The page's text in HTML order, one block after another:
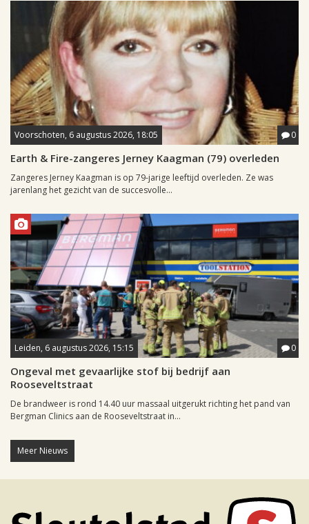
Voorschoten, 6 augustus 2026, 18:05 0
Earth & Fire-zangeres Jerney Kaagman (79) overleden
Zangeres Jerney Kaagman is op 79-jarige leeftijd overleden. Ze was
jarenlang het gezicht van de succesvolle...
Leiden, 6 augustus 2026, 15:15 0
Ongeval met gevaarlijke stof bij bedrijf aan
Rooseveltstraat
De brandweer is rond 14.40 uur massaal uitgerukt richting het pand van
Bergman Clinics aan de Rooseveltstraat in...
Meer Nieuws